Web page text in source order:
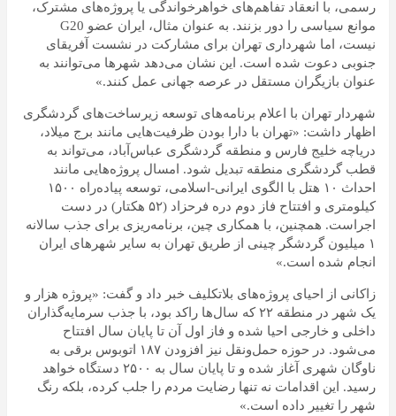
رسمی، با انعقاد تفاهم‌های خواهرخواندگی یا پروژه‌های مشترک،
موانع سیاسی را دور بزنند. به عنوان مثال، ایران عضو G20
نیست، اما شهرداری تهران برای مشارکت در نشست آفریقای
جنوبی دعوت شده است. این نشان می‌دهد شهرها می‌توانند به
عنوان بازیگران مستقل در عرصه جهانی عمل کنند.»
شهردار تهران با اعلام برنامه‌های توسعه زیرساخت‌های گردشگری
اظهار داشت: «تهران با دارا بودن ظرفیت‌هایی مانند برج میلاد،
دریاچه خلیج فارس و منطقه گردشگری عباس‌آباد، می‌تواند به
قطب گردشگری منطقه تبدیل شود. امسال پروژه‌هایی مانند
احداث ۱۰ هتل با الگوی ایرانی-اسلامی، توسعه پیاده‌راه ۱۵۰۰
کیلومتری و افتتاح فاز دوم دره فرحزاد (۵۲ هکتار) در دست
اجراست. همچنین، با همکاری چین، برنامه‌ریزی برای جذب سالانه
۱ میلیون گردشگر چینی از طریق تهران به سایر شهرهای ایران
انجام شده است.»
زاکانی از احیای پروژه‌های بلاتکلیف خبر داد و گفت: «پروژه هزار و
یک شهر در منطقه ۲۲ که سال‌ها راکد بود، با جذب سرمایه‌گذاران
داخلی و خارجی احیا شده و فاز اول آن تا پایان سال افتتاح
می‌شود. در حوزه حمل‌ونقل نیز افزودن ۱۸۷ اتوبوس برقی به
ناوگان شهری آغاز شده و تا پایان سال به ۲۵۰۰ دستگاه خواهد
رسید. این اقدامات نه تنها رضایت مردم را جلب کرده، بلکه رنگ
شهر را تغییر داده است.»